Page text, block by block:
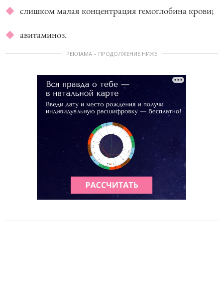
слишком малая концентрация гемоглобина крови;
авитаминоз.
РЕКЛАМА – ПРОДОЛЖЕНИЕ НИЖЕ